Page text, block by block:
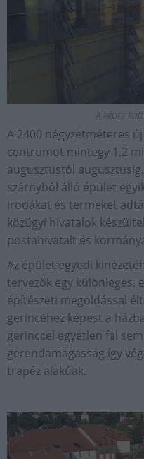
A képre
A 2400 négyzetméteres
centrumot mintegy 1,2
augusztustól
szárnyból álló épület
irodákat és termeket
közügyi hivatalok
postahivatalt és
Az épület egyedi
tervezők egy különleges,
építészeti megoldással
gerincéhez képest a
gerinccel egyetlen fal
gerendamagasság így
trapéz alakúak.